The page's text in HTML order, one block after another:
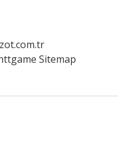
Sitemap